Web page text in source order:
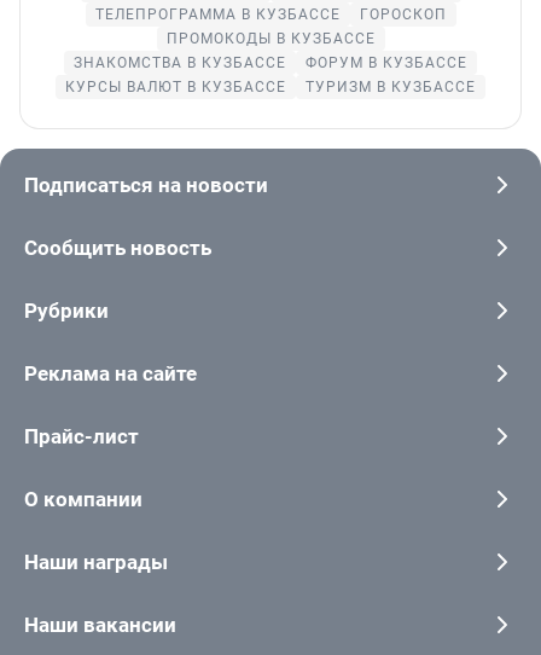
ТЕЛЕПРОГРАММА В КУЗБАССЕ
ГОРОСКОП
ПРОМОКОДЫ В КУЗБАССЕ
ЗНАКОМСТВА В КУЗБАССЕ
ФОРУМ В КУЗБАССЕ
КУРСЫ ВАЛЮТ В КУЗБАССЕ
ТУРИЗМ В КУЗБАССЕ
Подписаться на новости
Сообщить новость
Рубрики
Реклама на сайте
Прайс-лист
О компании
Наши награды
Наши вакансии